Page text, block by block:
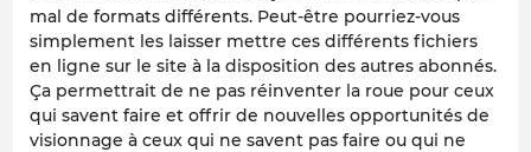
mal de formats différents. Peut-être pourriez-vous
simplement les laisser mettre ces différents fichiers
en ligne sur le site à la disposition des autres abonnés.
Ça permettrait de ne pas réinventer la roue pour ceux
qui savent faire et offrir de nouvelles opportunités de
visionnage à ceux qui ne savent pas faire ou qui ne